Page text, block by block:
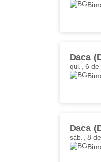
Daca
qui., 6 de
Daca
sáb., 8